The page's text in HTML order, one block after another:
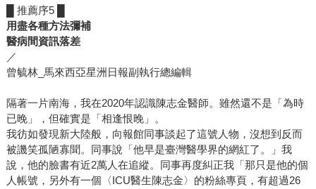
█ 推薦序5 █
用盡各種方法彌補
醫病間資訊落差
／
曾毓林_馬來西亞星洲日報副執行總編輯
隔著一片南海，我在2020年認識陳志金醫師。雖然還不是「為時
已晚」，但確實是「相逢恨晚」。
我彷如發現新大陸般，向報館同事談起了這號人物，沒想到反而
被譏笑孤陋寡聞。同事說「他早是臺灣醫學界的網紅了。」我
說，他的臉書有近2萬人在追縱。同事再度糾正我「那只是他的個
人帳號，另外有一個〈ICU醫生陳志金〉的粉絲專頁，有超過26